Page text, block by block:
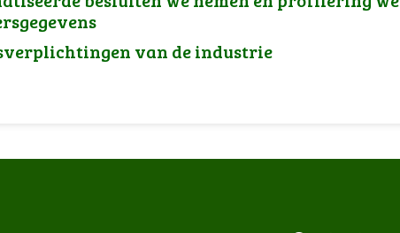
van de industrie